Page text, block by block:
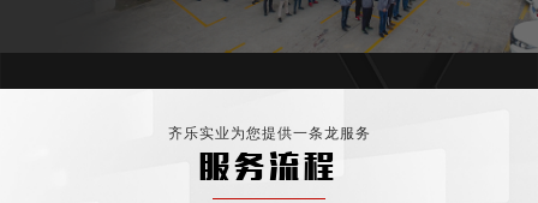
齐乐实业为您提供一条龙服务
服务流程